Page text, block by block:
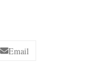
Email